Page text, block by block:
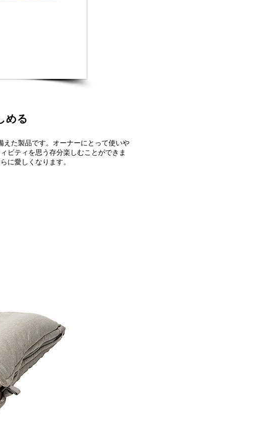
める
た製品です。オーナーにとって使いや
ビティを思う存分楽しむことができま
に愛しくなります。